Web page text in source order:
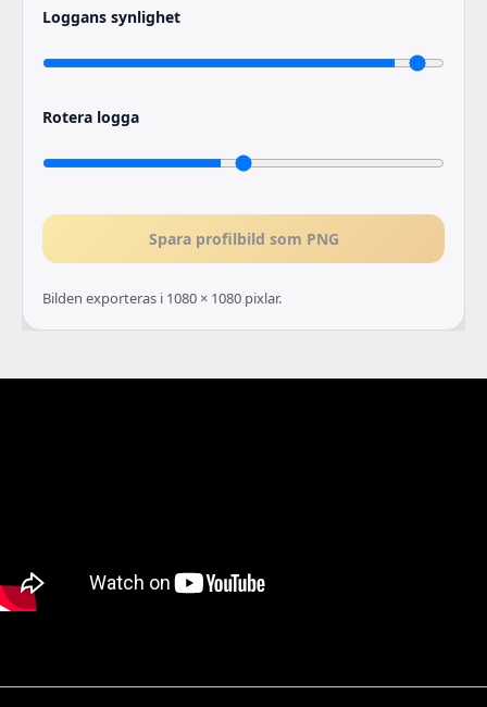
Loggans synlighet
Rotera logga
Spara profilbild som PNG
Bilden exporteras i 1080 × 1080 pixlar.